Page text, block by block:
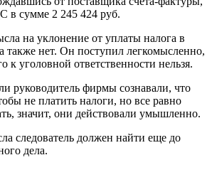
в сумме 2 245 424 руб.
на уклонение от уплаты налога в
также нет. Он поступил легкомысленно,
к уголовной ответственности нельзя.
руководитель фирмы сознавали, что
не платить налоги, но все равно
значит, они действовали умышленно.
следователь должен найти еще до
дела.